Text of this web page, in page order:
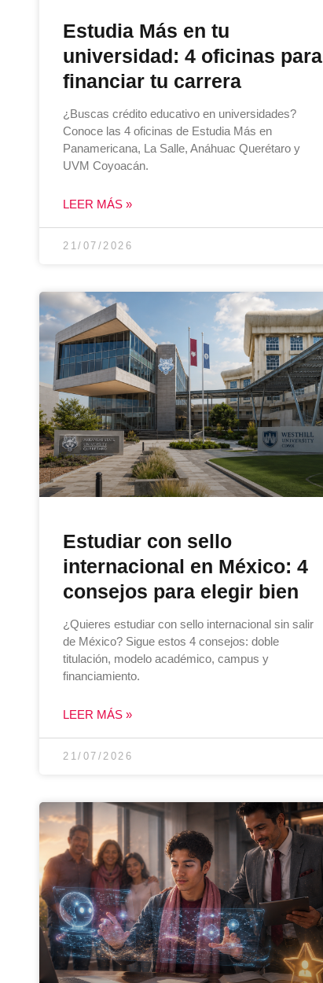
Estudia Más en tu
universidad: 4 oficinas para
financiar tu carrera
¿Buscas crédito educativo en universidades?
Conoce las 4 oficinas de Estudia Más en
Panamericana, La Salle, Anáhuac Querétaro y
UVM Coyoacán.
LEER MÁS »
21/07/2026
Estudiar con sello
internacional en México: 4
consejos para elegir bien
¿Quieres estudiar con sello internacional sin salir
de México? Sigue estos 4 consejos: doble
titulación, modelo académico, campus y
financiamiento.
LEER MÁS »
21/07/2026